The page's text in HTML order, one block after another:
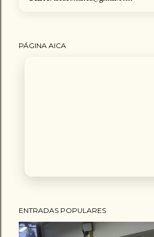
PÁGINA AICA
ENTRADAS POPULARES